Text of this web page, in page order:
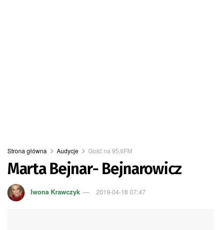
Strona główna Audycje Gość na 95,6FM
Marta Bejnar- Bejnarowicz
Iwona Krawczyk 2019-04-18 07:47